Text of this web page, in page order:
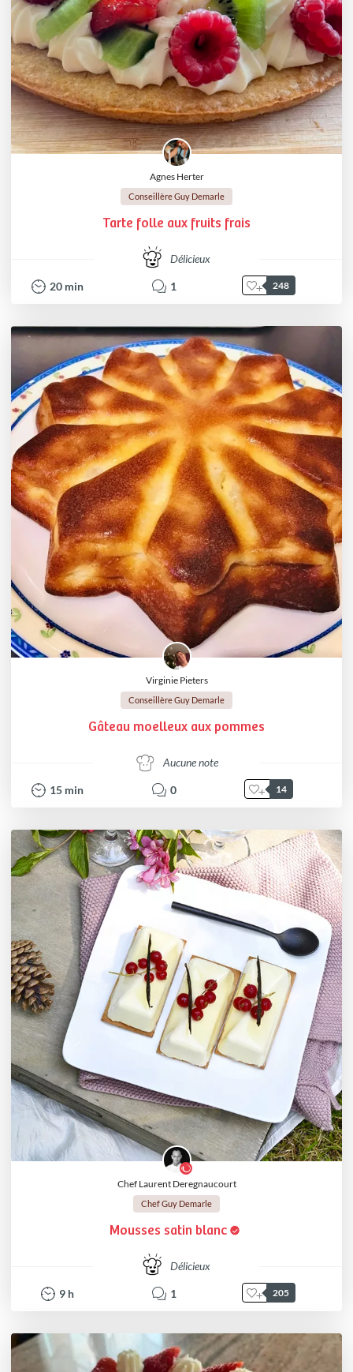
Agnes Herter
Conseillère Guy Demarle
Tarte folle aux fruits frais
Délicieux
20 min 1 248
Virginie Pieters
Conseillère Guy Demarle
Gâteau moelleux aux pommes
Aucune note
15 min 0 14
Chef Laurent Deregnaucourt
Chef Guy Demarle
Mousses satin blanc
Délicieux
9 h 1 205